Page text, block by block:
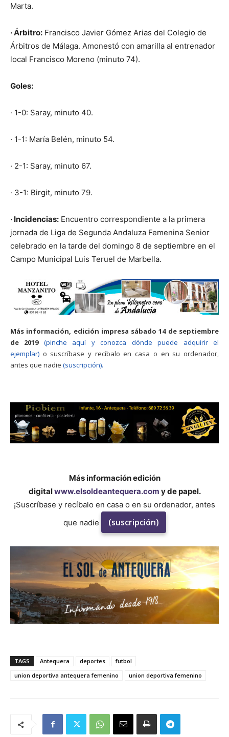
Marta.
· Árbitro: Francisco Javier Gómez Arias del Colegio de
Árbitros de Málaga. Amonestó con amarilla al entrenador
local Francisco Moreno (minuto 74).
Goles:
· 1-0: Saray, minuto 40.
· 1-1: María Belén, minuto 54.
· 2-1: Saray, minuto 67.
· 3-1: Birgit, minuto 79.
· Incidencias: Encuentro correspondiente a la primera
jornada de Liga de Segunda Andaluza Femenina Senior
celebrado en la tarde del domingo 8 de septiembre en el
Campo Municipal Luis Teruel de Marbella.
Más información, edición impresa sábado 14 de septiembre
de 2019 (pinche aquí y conozca dónde puede adquirir el
ejemplar) o suscríbase y recíbalo en casa o en su ordenador,
antes que nadie (suscripción).
Más información edición
digitalwww.elsoldeantequera.com y de papel.
¡Suscríbase y recíbalo en casa o en su ordenador, antes
que nadie
(suscripción)
TAGS Antequera deportes
futbol
union deportiva antequera femenino
union deportiva femenino